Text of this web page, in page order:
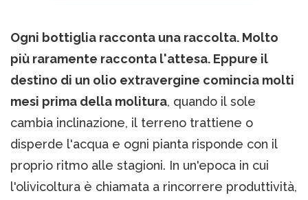
Ogni bottiglia racconta una raccolta. Molto
più raramente racconta l'attesa. Eppure il
destino di un olio extravergine comincia molti
mesi prima della molitura, quando il sole
cambia inclinazione, il terreno trattiene o
disperde l'acqua e ogni pianta risponde con il
proprio ritmo alle stagioni. In un'epoca in cui
l'olivicoltura è chiamata a rincorrere produttività,